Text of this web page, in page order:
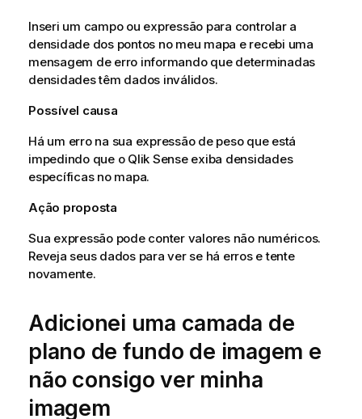
Inseri um campo ou expressão para controlar a
densidade dos pontos no meu mapa e recebi uma
mensagem de erro informando que determinadas
densidades têm dados inválidos.
Possível causa
Há um erro na sua expressão de peso que está
impedindo que o Qlik Senseexiba densidades
específicas no mapa.
Ação proposta
Sua expressão pode conter valores não numéricos.
Reveja seus dados para ver se há erros e tente
novamente.
Adicionei uma camada de
plano de fundo de imagem e
não consigo ver minha
imagem